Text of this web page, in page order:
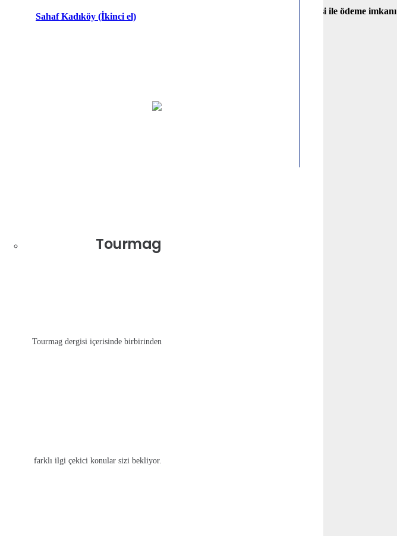
Tourmag
Tourmag dergisi içerisinde birbirinden
farklı ilgi çekici konular sizi bekliyor.
Sahaf Kadıköy (İkinci el)
Dünyanın en güvenli ödeme sistemlerinden İyzico ile ödeme veya banka havalesi ile ödeme imkanı
250.00